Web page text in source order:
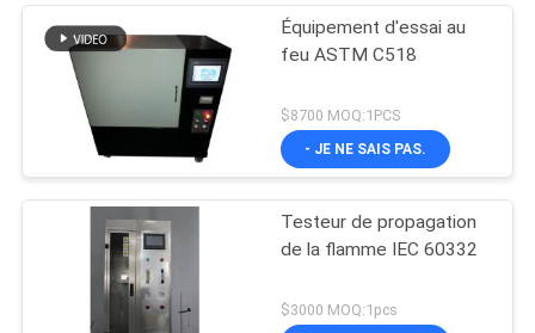
Équipement d'essai au
feu ASTM C518
$8700 MOQ:1PCS
- JE NE SAIS PAS.
Testeur de propagation
de la flamme IEC 60332
$3000 MOQ:1pcs